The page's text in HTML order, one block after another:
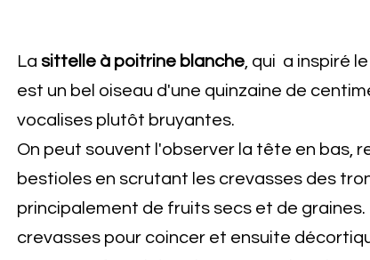
La sittelle à poitrine blanche, qui a inspiré
est un bel oiseau d'une quinzaine de
vocalises plutôt bruyantes.
On peut souvent l'observer la tête en bas,
bestioles en scrutant les crevasses des
principalement de fruits secs et de
crevasses pour coincer et ensuite